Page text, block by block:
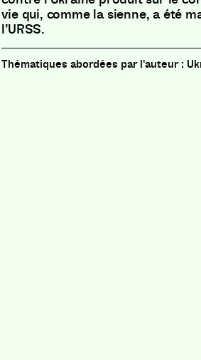
vie qui, comme la sienne, a été
l’URSS.